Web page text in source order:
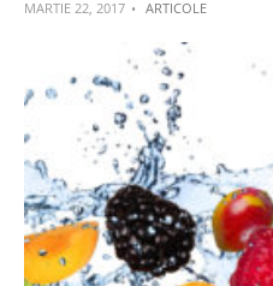
MARTIE 22, 2017 ARTICOLE